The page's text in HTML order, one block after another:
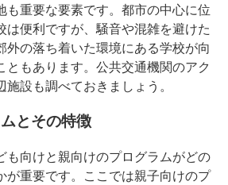
も重要な要素です。都市の中心に位
は便利ですが、騒音や混雑を避けた
外の落ち着いた環境にある学校が向
ともあります。公共交通機関のアク
施設も調べておきましょう。
とその特徴
も向けと親向けのプログラムがどの
が重要です。ここでは親子向けのプ